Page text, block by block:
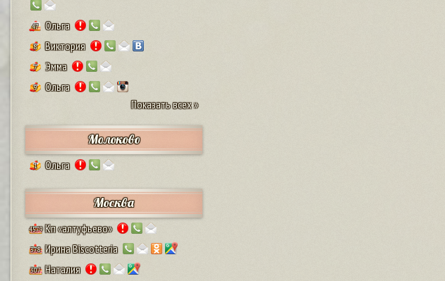
47 Ольга
8 Виктория
7 Эмма
9
Ольга
Показать всех »
Молоково
1 Ольга
Москва
4579 Кп «алтуфьево»
378 Ирина Biscotteria
307 Наталия